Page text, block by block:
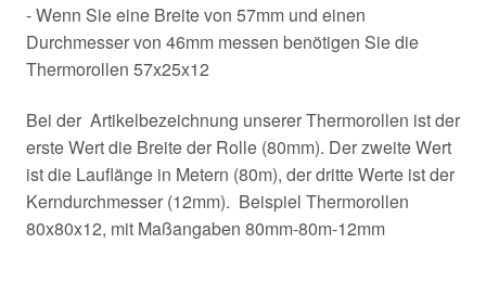
- Wenn Sie eine Breite von 57mm und einen
Durchmesser von 46mm messen benötigen Sie die
Thermorollen 57x25x12
Bei der Artikelbezeichnung unserer Thermorollen ist der
erste Wert die Breite der Rolle (80mm). Der zweite Wert
ist die Lauflänge in Metern (80m), der dritte Werte ist der
Kerndurchmesser (12mm). Beispiel Thermorollen
80x80x12, mit Maßangaben 80mm-80m-12mm